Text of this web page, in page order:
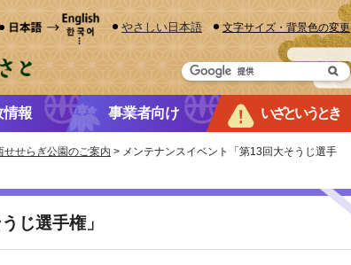
やさしい日本語 文字サイズ・背景色の変更
情報 事業者向け いざというとき
せせらぎ公園のご案内 > メンテナンスイベント「第13回大そうじ選手
じ選手権」